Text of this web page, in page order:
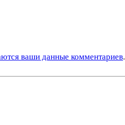
ваши данные комментариев.